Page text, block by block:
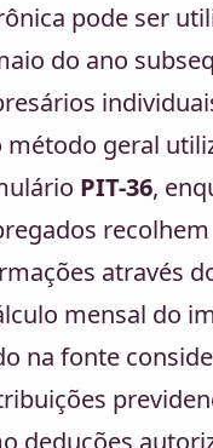
pode ser
do ano
método geral
PIT-36,
recolhem
através
mensal do
na fonte